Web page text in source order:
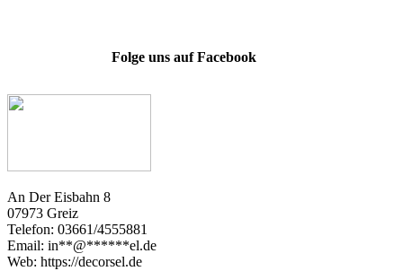
Folge uns auf Facebook
An Der Eisbahn 8
07973 Greiz
Telefon: 03661/4555881
Email: in**@******el.de
Web: https://decorsel.de